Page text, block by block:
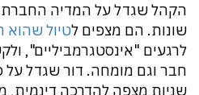
הקהל שגדל על המדיה
שונות. הם מצפים לטיול שהוא
לרגעים "אינסטגרמביליים",
שניות מצפה להדרכה דינמית,